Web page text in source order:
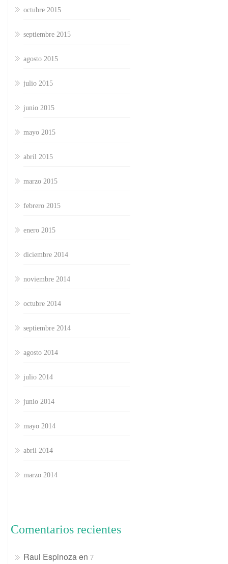
octubre 2015
septiembre 2015
agosto 2015
julio 2015
junio 2015
mayo 2015
abril 2015
marzo 2015
febrero 2015
enero 2015
diciembre 2014
noviembre 2014
octubre 2014
septiembre 2014
agosto 2014
julio 2014
junio 2014
mayo 2014
abril 2014
marzo 2014
Comentarios recientes
Raul Espinozaen 7